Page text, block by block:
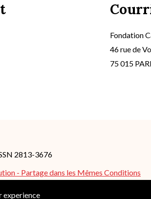
Fondation
46 rue de
75 015
2813-3676
- Partage dans les Mêmes Conditions
peuvent s'appliquer.
experience